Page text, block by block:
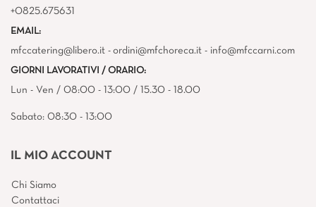
+0825.675631
EMAIL:
mfccatering@libero.it - ordini@mfchoreca.it - info@mfccarni.com
GIORNI LAVORATIVI / ORARIO:
Lun - Ven / 08:00 - 13:00 / 15.30 - 18.00
Sabato: 08:30 - 13:00
IL MIO ACCOUNT
Chi Siamo
Contattaci